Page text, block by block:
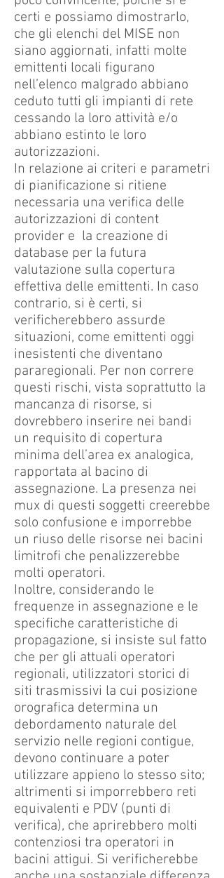
certi e possiamo dimostrarlo,
che gli elenchi del MISE non
siano aggiornati, infatti molte
emittenti locali figurano
nell’elenco malgrado abbiano
ceduto tutti gli impianti di rete
cessando la loro attività e/o
abbiano estinto le loro
autorizzazioni.
In relazione ai criteri e parametri
di pianificazione si ritiene
necessaria una verifica delle
autorizzazioni di content
provider e la creazione di
database per la futura
valutazione sulla copertura
effettiva delle emittenti. In caso
contrario, si è certi, si
verificherebbero assurde
situazioni, come emittenti oggi
inesistenti che diventano
pararegionali. Per non correre
questi rischi, vista soprattutto la
mancanza di risorse, si
dovrebbero inserire nei bandi
un requisito di copertura
minima dell’area ex analogica,
rapportata al bacino di
assegnazione. La presenza nei
mux di questi soggetti creerebbe
solo confusione e imporrebbe
un riuso delle risorse nei bacini
limitrofi che penalizzerebbe
molti operatori.
Inoltre, considerando le
frequenze in assegnazione e le
specifiche caratteristiche di
propagazione, si insiste sul fatto
che per gli attuali operatori
regionali, utilizzatori storici di
siti trasmissivi la cui posizione
orografica determina un
debordamento naturale del
servizio nelle regioni contigue,
devono continuare a poter
utilizzare appieno lo stesso sito;
altrimenti si imporrebbero reti
equivalenti e PDV (punti di
verifica), che aprirebbero molti
contenziosi tra operatori in
bacini attigui. Si verificherebbe